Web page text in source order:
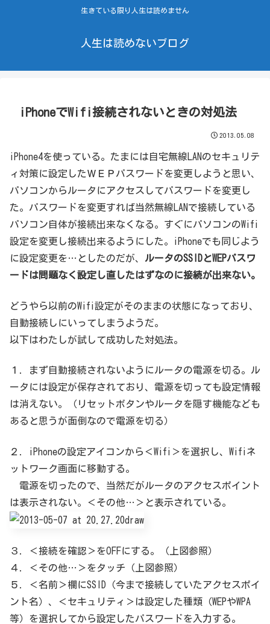
生きている限り人生は読めません
人生は読めないブログ
iPhoneでWifi接続されないときの対処法
2013.05.08
iPhone4を使っている。たまには自宅無線LANのセキュリテ
ィ対策に設定したＷＥＰパスワードを変更しようと思い、
パソコンからルータにアクセスしてパスワードを変更し
た。パスワードを変更すれば当然無線LANで接続している
パソコン自体が接続出来なくなる。すぐにパソコンのWifi
設定を変更し接続出来るようにした。iPhoneでも同じよう
に設定変更を…としたのだが、 ルータのSSIDとWEPパスワ
ードは問題なく設定し直したはずなのに接続が出来ない。
どうやら以前のWifi設定がそのままの状態になっており、
自動接続しにいってしまうようだ。
以下はわたしが試して成功した対処法。
１．まず自動接続されないようにルータの電源を切る。ル
ータには設定が保存されており、電源を切っても設定情報
は消えない。（リセットボタンやルータを隠す機能なども
あると思うが面倒なので電源を切る）
２．iPhoneの設定アイコンから＜Wifi＞を選択し、Wifiネ
ットワーク画面に移動する。
電源を切ったので、当然だがルータのアクセスポイント
は表示されない。＜その他…＞と表示されている。
３．＜接続を確認＞をOFFにする。（上図参照）
４．＜その他…＞をタッチ（上図参照）
５．＜名前＞欄にSSID（今まで接続していたアクセスポイ
ント名）、＜セキュリティ＞は設定した種類（WEPやWPA
等）を選択してから設定したパスワードを入力する。